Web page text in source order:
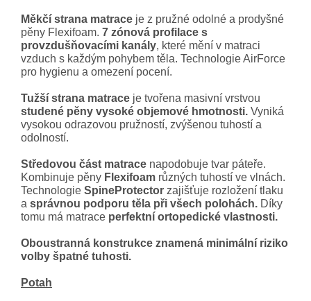
Měkčí strana matrace je z pružné odolné a prodyšné
pěny Flexifoam. 7 zónová profilace s
provzdušňovacími kanály, které mění v matraci
vzduch s každým pohybem těla. Technologie AirForce
pro hygienu a omezení pocení.
Tužší strana matrace je tvořena masivní vrstvou
studené pěny vysoké objemové hmotnosti. Vyniká
vysokou odrazovou pružností, zvýšenou tuhostí a
odolností.
Středovou část matrace napodobuje tvar páteře.
Kombinuje pěny Flexifoam různých tuhostí ve vlnách.
Technologie SpineProtector zajišťuje rozložení tlaku
a správnou podporu těla při všech polohách. Díky
tomu má matrace perfektní ortopedické vlastnosti.
Oboustranná konstrukce znamená minimální riziko
volby špatné tuhosti.
Potah